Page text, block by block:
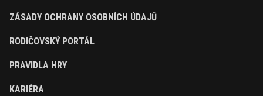
ZÁSADY OCHRANY OSOBNÍCH ÚDAJŮ
RODIČOVSKÝ PORTÁL
PRAVIDLA HRY
KARIÉRA